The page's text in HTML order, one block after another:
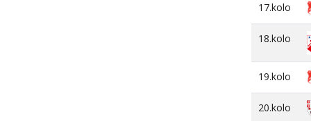
17.kolo
18.kolo
19.kolo
20.kolo